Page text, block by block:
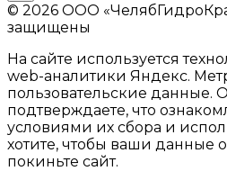
© 2026 ООО
защищены
На сайте используется
web-аналитики Яндекс.
пользовательские данные.
подтверждаете, что
условиями их сбора и
хотите, чтобы ваши данные
покиньте сайт.